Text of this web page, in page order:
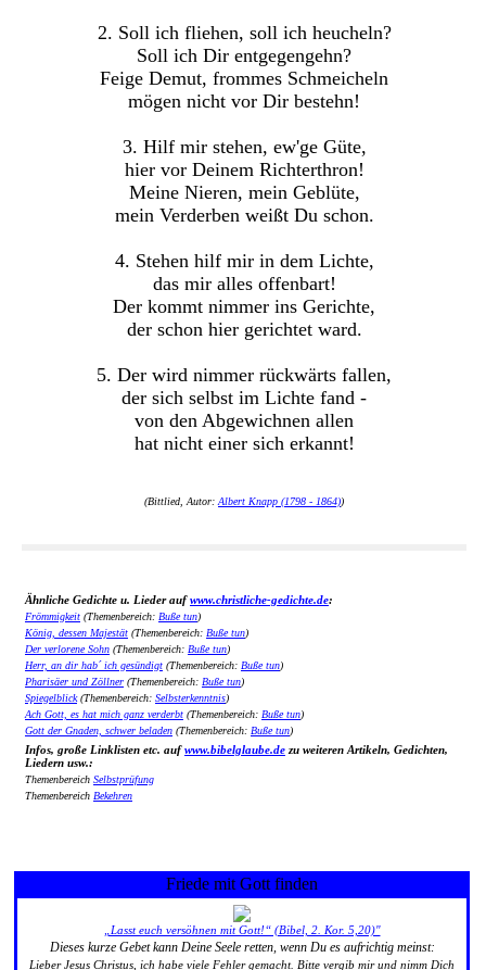
2. Soll ich fliehen, soll ich heucheln?
Soll ich Dir entgegengehn?
Feige Demut, frommes Schmeicheln
mögen nicht vor Dir bestehn!
3. Hilf mir stehen, ew'ge Güte,
hier vor Deinem Richterthron!
Meine Nieren, mein Geblüte,
mein Verderben weißt Du schon.
4. Stehen hilf mir in dem Lichte,
das mir alles offenbart!
Der kommt nimmer ins Gerichte,
der schon hier gerichtet ward.
5. Der wird nimmer rückwärts fallen,
der sich selbst im Lichte fand -
von den Abgewichnen allen
hat nicht einer sich erkannt!
(Bittlied, Autor:Albert Knapp (1798 - 1864))
Ähnliche Gedichte u. Lieder aufwww.christliche-gedichte.de:
Frömmigkeit (Themenbereich: Buße tun)
König, dessen Majestät (Themenbereich: Buße tun)
Der verlorene Sohn (Themenbereich: Buße tun)
Herr, an dir hab´ ich gesündigt (Themenbereich: Buße tun)
Pharisäer und Zöllner (Themenbereich: Buße tun)
Spiegelblick(Themenbereich: Selbsterkenntnis)
Ach Gott, es hat mich ganz verderbt (Themenbereich: Buße tun)
Gott der Gnaden, schwer beladen (Themenbereich: Buße tun)
Infos, große Linklisten etc. aufwww.bibelglaube.de zu weiteren Artikeln, Gedichten,
Liedern usw.:
Themenbereich Selbstprüfung
Themenbereich Bekehren
Friede mit Gott finden
„Lasst euch versöhnen mit Gott!“ (Bibel, 2. Kor. 5,20)"
Dieses kurze Gebet kann Deine Seele retten, wenn Du es aufrichtig meinst:
Lieber Jesus Christus, ich habe viele Fehler gemacht. Bitte vergib mir und nimm Dich